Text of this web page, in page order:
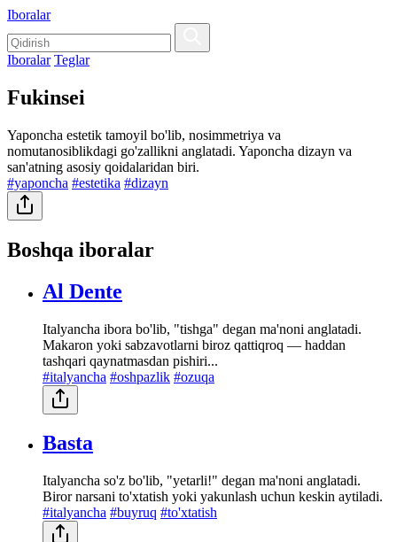
Iboralar
Iboralar Teglar
Fukinsei
Yaponcha estetik tamoyil bo'lib, nosimmetriya va
nomutanosiblikdagi go'zallikni anglatadi. Yaponcha dizayn va
san'atning asosiy qoidalaridan biri.
#yaponcha #estetika #dizayn
Boshqa iboralar
Al Dente
Italyancha ibora bo'lib, "tishga" degan ma'noni anglatadi.
Makaron yoki sabzavotlarni biroz qattiqroq — haddan
tashqari qaynatmasdan pishiri...
#italyancha #oshpazlik #ozuqa
Basta
Italyancha so'z bo'lib, "yetarli!" degan ma'noni anglatadi.
Biror narsani to'xtatish yoki yakunlash uchun keskin aytiladi.
#italyancha #buyruq #to'xtatish